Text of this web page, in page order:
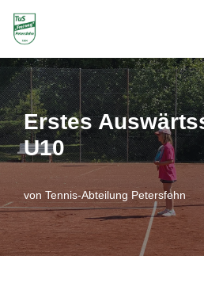
Zum
Inhalt
springen
Erstes
U10
von Tennis-Abteilung Petersfehn